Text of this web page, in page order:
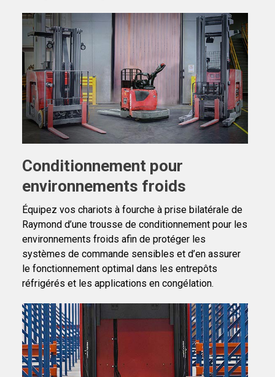
Conditionnement pour
environnements froids
Équipez vos chariots à fourche à prise bilatérale de
Raymond d’une trousse de conditionnement pour les
environnements froids afin de protéger les
systèmes de commande sensibles et d’en assurer
le fonctionnement optimal dans les entrepôts
réfrigérés et les applications en congélation.